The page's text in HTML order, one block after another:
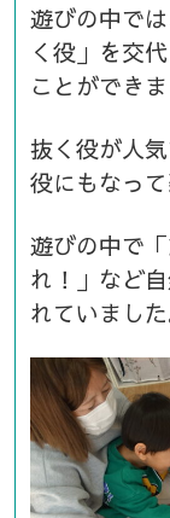
遊びの中で
く役」を交
ことができ
抜く役が人
役にもなっ
遊びの中で
れ！」など
れていました